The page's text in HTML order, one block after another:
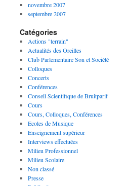
novembre 2007
septembre 2007
Catégories
Actions "terrain"
Actualités des Oreilles
Club Parlementaire Son et Société
Colloques
Concerts
Conférences
Conseil Scientifique de Bruitparif
Cours
Cours, Colloques, Conférences
Ecoles de Musique
Enseignement supérieur
Interviews effectuées
Milieu Professionnel
Milieu Scolaire
Non classé
Presse